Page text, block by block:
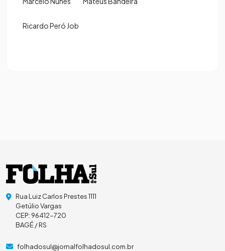
Ricardo Peró Job
Rua Luiz Carlos Prestes 1111
Getúlio Vargas
CEP: 96412-720
BAGÉ / RS
folhadosul@jornalfolhadosul.com.br